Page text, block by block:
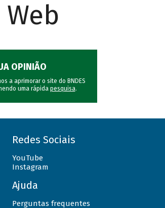
OPINIÃO
a aprimorar o site do BNDES
uma rápida pesquisa.
Redes Sociais
YouTube
Instagram
Ajuda
Perguntas frequentes